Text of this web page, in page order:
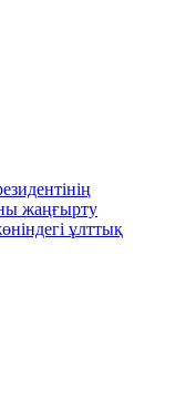
жаңғырту
ұлттық